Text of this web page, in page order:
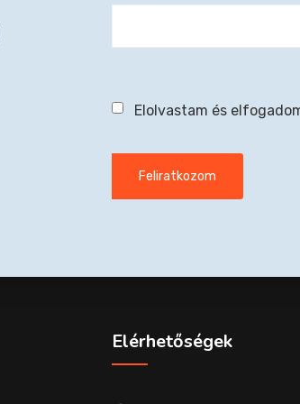
Elolvastam és
Elérhetőségek